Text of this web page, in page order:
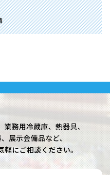
務用冷蔵庫、熱器具、
展示会備品など、
軽にご相談ください。